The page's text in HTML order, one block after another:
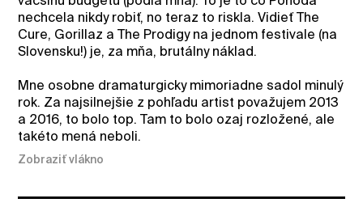
nechcela nikdy robiť, no teraz to riskla. Vidieť The
Cure, Gorillaz a The Prodigy na jednom festivale (na
Slovensku!) je, za mňa, brutálny náklad.
Mne osobne dramaturgicky mimoriadne sadol minulý
rok. Za najsilnejšie z pohľadu artist považujem 2013
a 2016, to bolo top. Tam to bolo ozaj rozložené, ale
takéto mená neboli.
Zobraziť vlákno